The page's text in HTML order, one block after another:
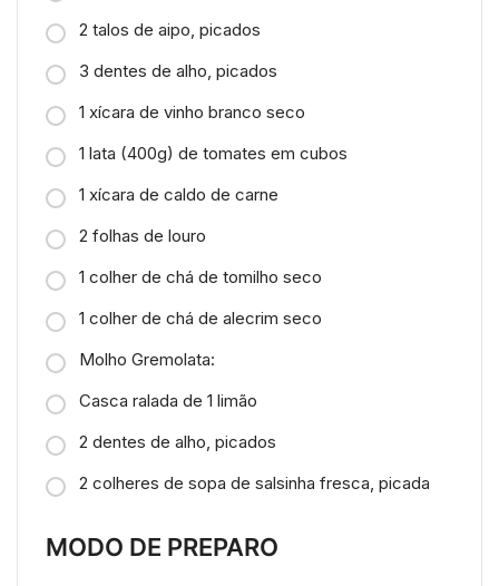
2 talos de aipo, picados
3 dentes de alho, picados
1 xícara de vinho branco seco
1 lata (400g) de tomates em cubos
1 xícara de caldo de carne
2 folhas de louro
1 colher de chá de tomilho seco
1 colher de chá de alecrim seco
Molho Gremolata:
Casca ralada de 1 limão
2 dentes de alho, picados
2 colheres de sopa de salsinha fresca, picada
MODO DE PREPARO